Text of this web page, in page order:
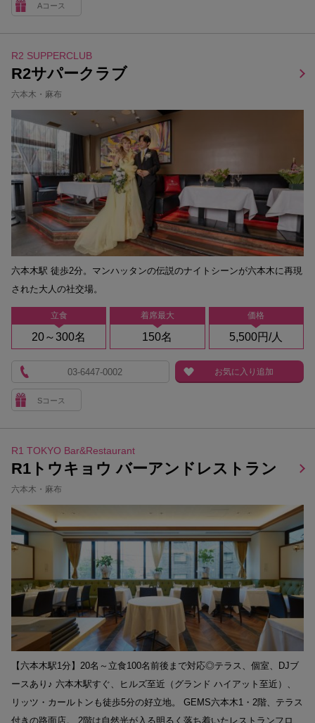
Aコース
R2 SUPPERCLUB
R2サパークラブ
六本木・麻布
立食
20～300名
着席最大
150名
価格
5,500円/人
六本木駅 徒歩2分。マンハッタンの伝説のナイトシーンが六本木に再現
された大人の社交場。
Sコース
03-6447-0002 お気に入り追加
R1 TOKYO Bar&Restaurant
R1トウキョウ バーアンドレストラン
六本木・麻布
【六本木駅1分】20名～立食100名前後まで対応◎テラス、個室、DJブ
ースあり♪ 六本木駅すぐ、ヒルズ至近（グランド ハイアット至近）、
リッツ・カールトンも徒歩5分の好立地。 GEMS六本木1・2階、テラス
付きの路面店。 2階は自然光が入る明るく落ち着いたレストランフロ